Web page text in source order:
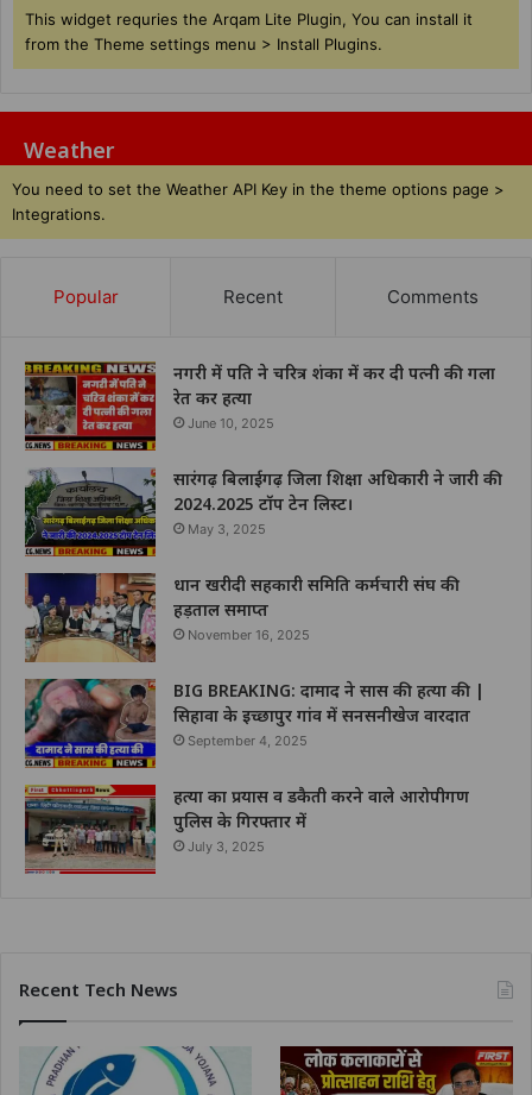
This widget requries the Arqam Lite Plugin, You can install it
from the Theme settings menu > Install Plugins.
Weather
You need to set the Weather API Key in the theme options page >
Integrations.
Popular Recent Comments
नगरी में पति ने चरित्र शंका में कर दी पत्नी की गला
रेत कर हत्या
June 10, 2025
सारंगढ़ बिलाईगढ़ जिला शिक्षा अधिकारी ने जारी की
2024.2025 टॉप टेन लिस्ट।
May 3, 2025
धान खरीदी सहकारी समिति कर्मचारी संघ की
हड़ताल समाप्त
November 16, 2025
BIG BREAKING: दामाद ने सास की हत्या की |
सिहावा के इच्छापुर गांव में सनसनीखेज वारदात
September 4, 2025
हत्या का प्रयास व डकैती करने वाले आरोपीगण
पुलिस के गिरफ्तार में
July 3, 2025
Recent Tech News